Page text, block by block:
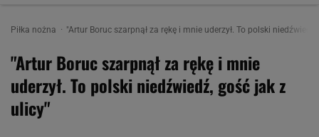
Piłka nożna "Artur Boruc szarpnął za rękę i mnie uderzył. To polski
"Artur Boruc szarpnął za rękę i mnie
uderzył. To polski niedźwiedź, gość jak z
ulicy"